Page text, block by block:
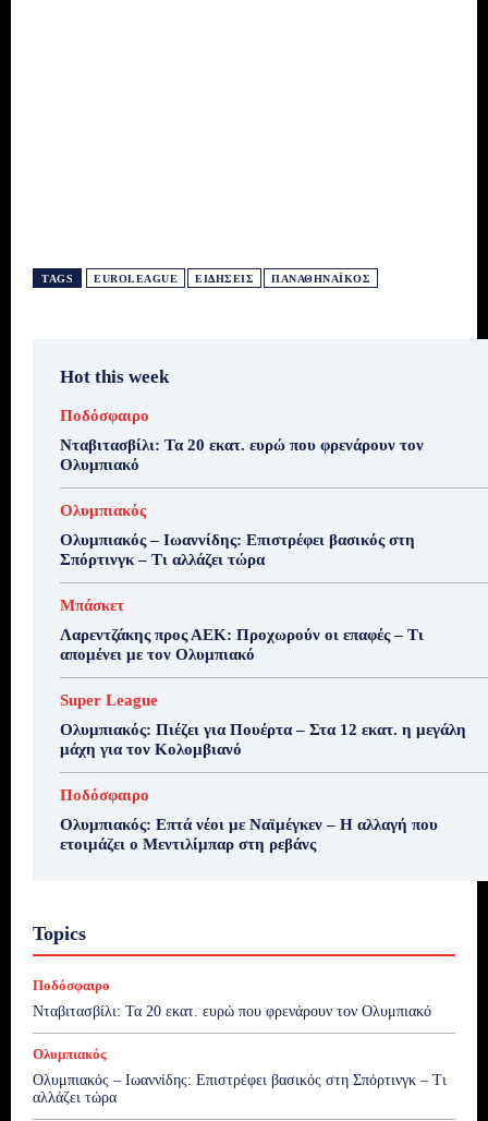
TAGS EUROLEAGUE ΕΙΔΗΣΕΙΣ ΠΑΝΑΘΗΝΑΪΚΌΣ
Hot this week
Ποδόσφαιρο
Νταβιτασβίλι: Τα 20 εκατ. ευρώ που φρενάρουν τον
Ολυμπιακό
Ολυμπιακός
Ολυμπιακός – Ιωαννίδης: Επιστρέφει βασικός στη
Σπόρτινγκ – Τι αλλάζει τώρα
Μπάσκετ
Λαρεντζάκης προς ΑΕΚ: Προχωρούν οι επαφές – Τι
απομένει με τον Ολυμπιακό
Super League
Ολυμπιακός: Πιέζει για Πουέρτα – Στα 12 εκατ. η μεγάλη
μάχη για τον Κολομβιανό
Ποδόσφαιρο
Ολυμπιακός: Επτά νέοι με Ναϊμέγκεν – Η αλλαγή που
ετοιμάζει ο Μεντιλίμπαρ στη ρεβάνς
Topics
Ποδόσφαιρο
Νταβιτασβίλι: Τα 20 εκατ. ευρώ που φρενάρουν τον Ολυμπιακό
Ολυμπιακός
Ολυμπιακός – Ιωαννίδης: Επιστρέφει βασικός στη Σπόρτινγκ – Τι
αλλάζει τώρα